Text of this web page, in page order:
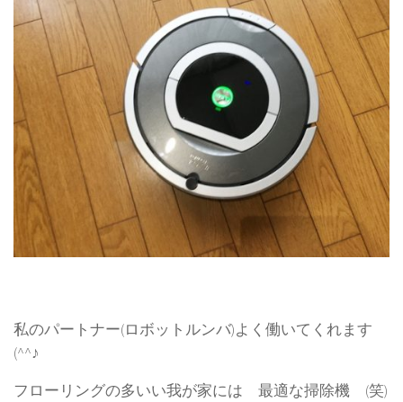
私のパートナー(ロボットルンバ)よく働いてくれます
(^^♪
フローリングの多いい我が家には 最適な掃除機 (笑)